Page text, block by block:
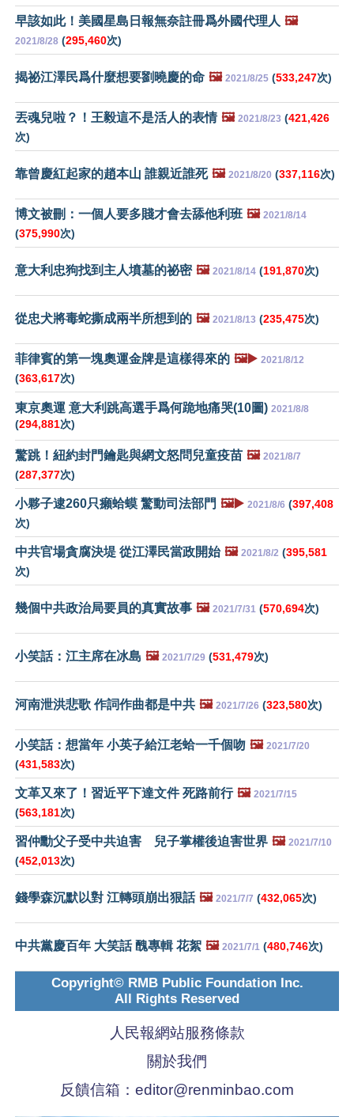
早該如此！美國星島日報無奈註冊爲外國代理人 🖼️
2021/8/28 (295,460次)
揭祕江澤民爲什麼想要劉曉慶的命 🖼️ 2021/8/25 (533,247次)
丟魂兒啦？！王毅這不是活人的表情 🖼️ 2021/8/23 (421,426
次)
靠曾慶紅起家的趙本山 誰親近誰死 🖼️ 2021/8/20 (337,116次)
博文被刪：一個人要多賤才會去舔他利班 🖼️ 2021/8/14
(375,990次)
意大利忠狗找到主人墳墓的祕密 🖼️ 2021/8/14 (191,870次)
從忠犬將毒蛇撕成兩半所想到的 🖼️ 2021/8/13 (235,475次)
菲律賓的第一塊奧運金牌是這樣得來的 🖼️▶️ 2021/8/12
(363,617次)
東京奧運 意大利跳高選手爲何跪地痛哭(10圖) 2021/8/8
(294,881次)
驚跳！紐約封門鑰匙與網文怒問兒童疫苗 🖼️ 2021/8/7
(287,377次)
小夥子逮260只癩蛤蟆 驚動司法部門 🖼️▶️ 2021/8/6 (397,408
次)
中共官場貪腐決堤 從江澤民當政開始 🖼️ 2021/8/2 (395,581
次)
幾個中共政治局要員的真實故事 🖼️ 2021/7/31 (570,694次)
小笑話：江主席在冰島 🖼️ 2021/7/29 (531,479次)
河南泄洪悲歌 作詞作曲都是中共 🖼️ 2021/7/26 (323,580次)
小笑話：想當年 小英子給江老蛤一千個吻 🖼️ 2021/7/20
(431,583次)
文革又來了！習近平下達文件 死路前行 🖼️ 2021/7/15
(563,181次)
習仲勳父子受中共迫害 兒子掌權後迫害世界 🖼️ 2021/7/10
(452,013次)
錢學森沉默以對 江轉頭崩出狠話 🖼️ 2021/7/7 (432,065次)
中共黨慶百年 大笑話 醜專輯 花絮 🖼️ 2021/7/1 (480,746次)
Copyright© RMB Public Foundation Inc.
All Rights Reserved
人民報網站服務條款
關於我們
反饋信箱： editor@renminbao.com